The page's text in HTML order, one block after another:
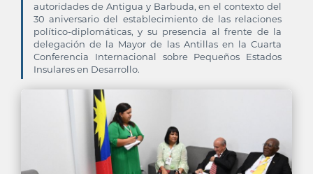
autoridades de Antigua y Barbuda, en el contexto del
30 aniversario del establecimiento de las relaciones
político-diplomáticas, y su presencia al frente de la
delegación de la Mayor de las Antillas en la Cuarta
Conferencia Internacional sobre Pequeños Estados
Insulares en Desarrollo.